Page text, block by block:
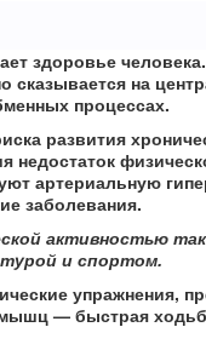
здоровье
на
процессах.
развития
недостаток
артериальную
заболевания.
активностью
и спортом.
упражнения,
— быстрая